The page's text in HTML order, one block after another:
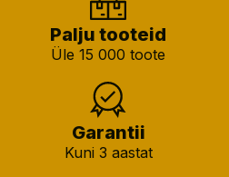
Palju tooteid
Üle 15 000 toote
Garantii
Kuni 3 aastat